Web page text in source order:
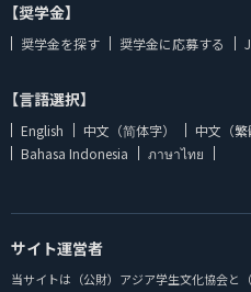
【奨学金】
奨学金を探す 奨学金に応募する
【言語選択】
English 中文（简体字） 中文（繁
Bahasa Indonesia
ภาษาไทย
サイト運営者
当サイトは（公財）アジア学生文化協会と